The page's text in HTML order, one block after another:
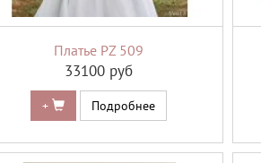
Платье PZ 509
33100 руб
+ Подробнее